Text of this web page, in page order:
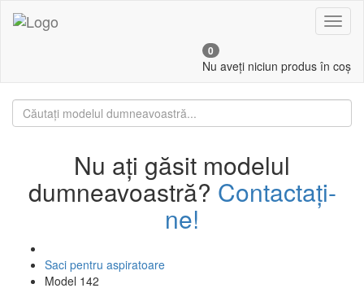
0
Nu aveți niciun produs în coș
Nu ați găsit modelul
dumneavoastră? Contactați-
ne!
Saci pentru aspiratoare
Model 142